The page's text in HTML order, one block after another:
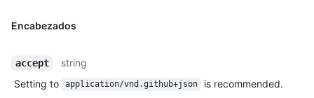
Encabezados
accept
string
Setting to
application/vnd.github+json is recommended.